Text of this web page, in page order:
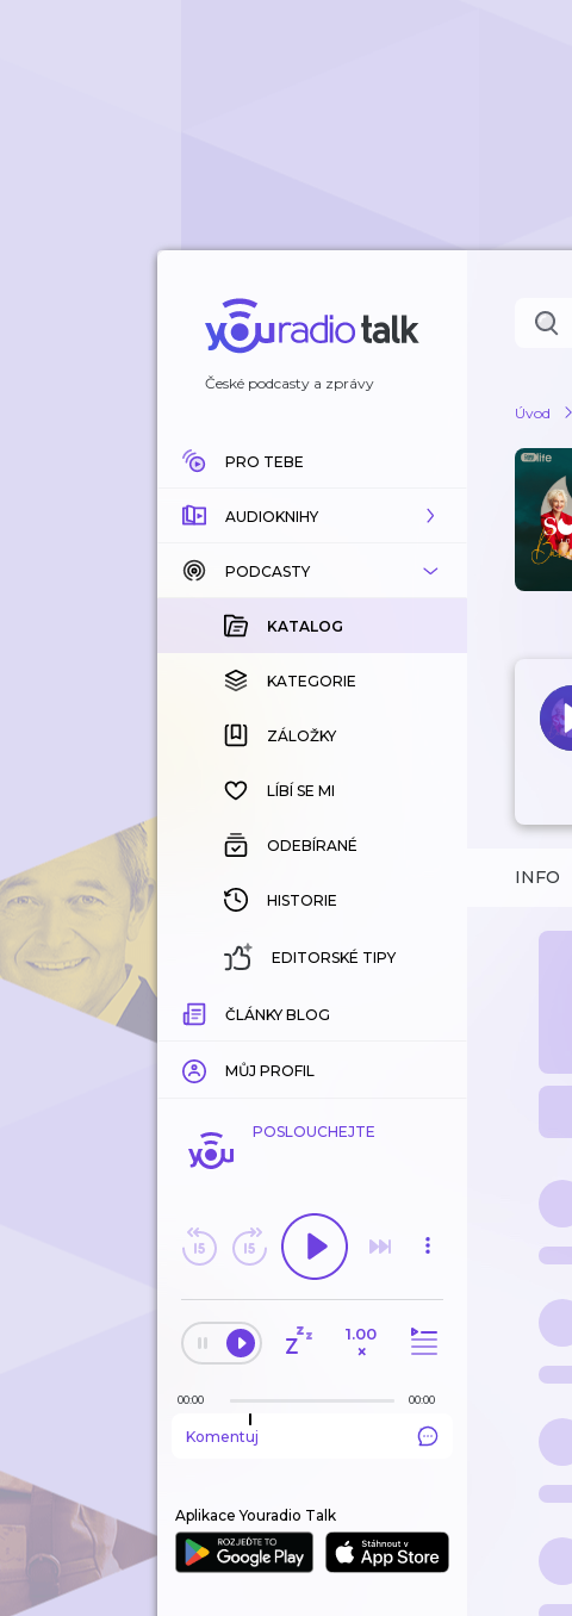
České podcasty a zprávy
PRO TEBE
AUDIOKNIHY
KATALOG
KOUPENÉ
KATEGORIE
ZÁLOŽKY
HISTORIE
PODCASTY
KATALOG
KATEGORIE
ZÁLOŽKY
LÍBÍ SE MI
ODEBÍRANÉ
HISTORIE
EDITORSKÉ TIPY
ČLÁNKY BLOG
MŮJ PROFIL
POSLOUCHEJTE
1.00
×
00:00 00:00
Komentuj
Aplikace Youradio Talk
Úvod
INFO